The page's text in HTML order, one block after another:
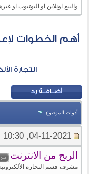
والبيع اونلاين او اليوتيوب او
أهم الخطوات
التجارة
أدوات الموضوع
04-11-2021, 10:30 PM
الربح من الانترنت
مشرف قسم التجارة